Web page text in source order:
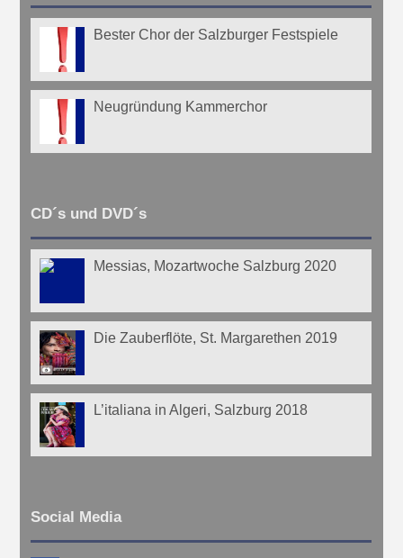
Bester Chor der Salzburger Festspiele
Neugründung Kammerchor
CD´s und DVD´s
Messias, Mozartwoche Salzburg 2020
Die Zauberflöte, St. Margarethen 2019
L’italiana in Algeri, Salzburg 2018
Social Media